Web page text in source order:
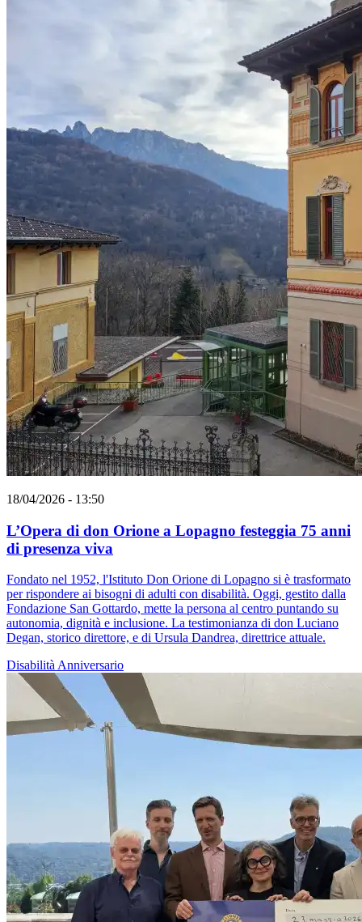
18/04/2026 - 13:50
L’Opera di don Orione a Lopagno festeggia 75 anni
di presenza viva
Fondato nel 1952, l'Istituto Don Orione di Lopagno si è trasformato
per rispondere ai bisogni di adulti con disabilità. Oggi, gestito dalla
Fondazione San Gottardo, mette la persona al centro puntando su
autonomia, dignità e inclusione. La testimonianza di don Luciano
Degan, storico direttore, e di Ursula Dandrea, direttrice attuale.
Disabilità Anniversario